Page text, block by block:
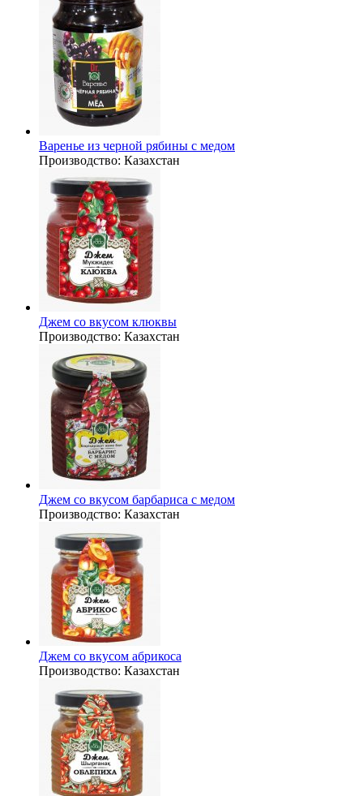
Варенье из черной рябины с медом
Производство: Казахстан
Джем со вкусом клюквы
Производство: Казахстан
Джем со вкусом барбариса с медом
Производство: Казахстан
Джем со вкусом абрикоса
Производство: Казахстан